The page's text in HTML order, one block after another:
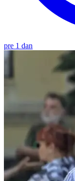
pre 1 dan